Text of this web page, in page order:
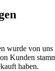
wurde von
Kunden
haben.